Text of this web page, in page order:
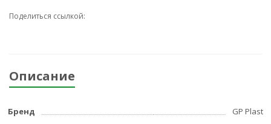
Поделиться ссылкой:
Описание
Бренд
GP Plast